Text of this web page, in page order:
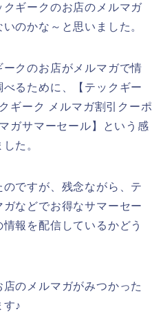
ギークのお店のメルマガ
のかな～と思いました。
クのお店がメルマガで情
るために、【テックギー
ギーク メルマガ割引クーポ
ガサマーセール】という感
た。
ですが、残念ながら、テ
などでお得なサマーセー
報を配信しているかどう
のメルマガがみつかった
す♪